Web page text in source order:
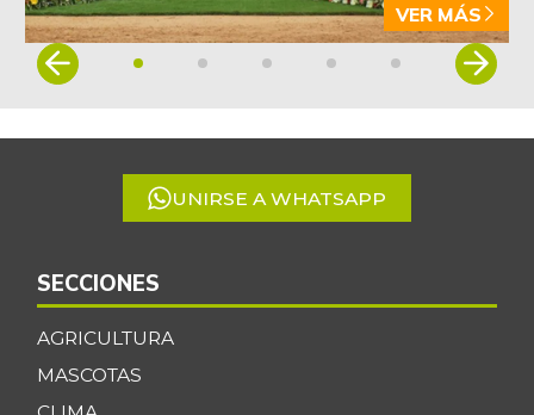
VER MÁS
Item
5
UNIRSE A WHATSAPP
SECCIONES
AGRICULTURA
MASCOTAS